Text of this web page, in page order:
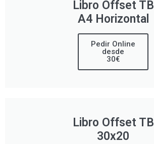
Libro Offset TB
A4 Horizontal
Pedir Online
desde
30€
Libro Offset TB
30x20